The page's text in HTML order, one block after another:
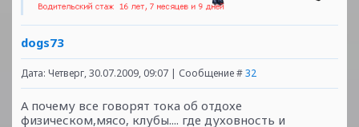
dogs73
Дата: Четверг, 30.07.2009, 09:07 | Сообщение #32
А почему все говорят тока об отдохе
физическом,мясо, клубы.... где духовность и